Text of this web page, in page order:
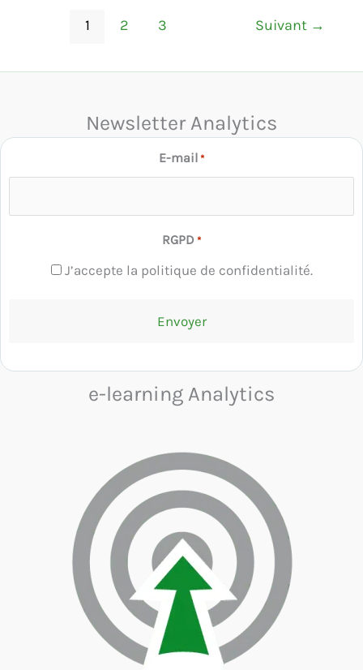
1 2 3 Suivant →
Newsletter Analytics
E-mail *
RGPD *
J’accepte la politique de confidentialité.
e-learning Analytics